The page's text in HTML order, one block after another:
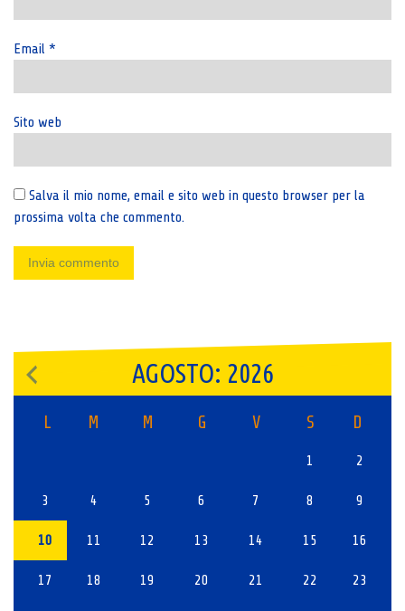
Email *
Sito web
Salva il mio nome, email e sito web in questo browser per la
prossima volta che commento.
AGOSTO: 2026
L M M G V S D
1 2
3 4 5 6 7 8 9
10 11 12 13 14 15 16
17 18 19 20 21 22 23